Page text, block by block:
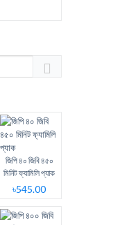
জিপি ৪০ জিবি ৪৫০
মিনিট ফ্যামিলি প্যাক
৳545.00